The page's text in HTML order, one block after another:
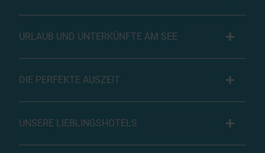
URLAUB UND UNTERKÜNFTE AM SEE
DIE PERFEKTE AUSZEIT
UNSERE LIEBLINGSHOTELS